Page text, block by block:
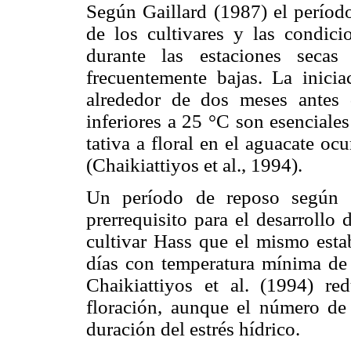
Según Gaillard (1987) el
de los cultivares y las
durante las esta­ciones
frecuentemente bajas. La
alrededor de dos meses
inferiores a 25 °C son
tativa a floral en el aguacate
(Chaikiattiyos et al., 1994).
Un período de reposo
prerrequisito para el desarrollo
cultivar Hass que el mismo
días con temperatura mínima
Chaikiattiyos et al. (1994)
floración, aunque el número
duración del estrés hídrico.